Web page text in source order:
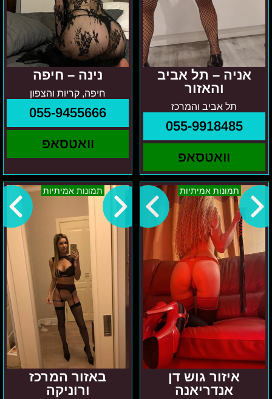
אניה – תל אביב
והאזור
תל אביב והמרכז
055-9918485
וואטסאפ
נינה – חיפה
חיפה, קריות והצפון
055-9455666
וואטסאפ
תמונות אמיתיות
איזור גוש דן
אנדריאנה
איזור
גוש
דן
אנדריאנה
תמונות אמיתיות
באזור המרכז
ורוניקה
באזור
המרכז